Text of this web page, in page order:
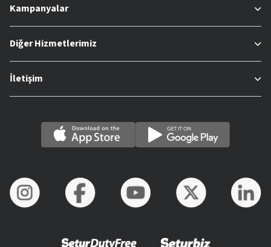
Kampanyalar
Diğer Hizmetlerimiz
İletişim